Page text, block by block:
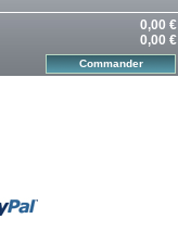
0,00 €
0,00 €
Commander